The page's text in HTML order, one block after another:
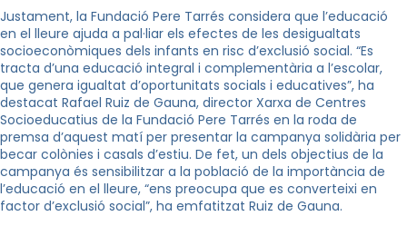
Justament, la Fundació Pere Tarrés considera que l’educació
en el lleure ajuda a pal·liar els efectes de les desigualtats
socioeconòmiques dels infants en risc d’exclusió social. “Es
tracta d’una educació integral i complementària a l’escolar,
que genera igualtat d’oportunitats socials i educatives”, ha
destacat Rafael Ruiz de Gauna, director Xarxa de Centres
Socioeducatius de la Fundació Pere Tarrés en la roda de
premsa d’aquest matí per presentar la campanya solidària per
becar colònies i casals d’estiu. De fet, un dels objectius de la
campanya és sensibilitzar a la població de la importància de
l’educació en el lleure, “ens preocupa que es converteixi en
factor d’exclusió social”, ha emfatitzat Ruiz de Gauna.